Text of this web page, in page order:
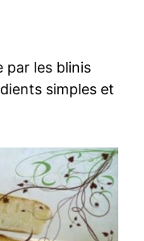
par les blinis
simples et